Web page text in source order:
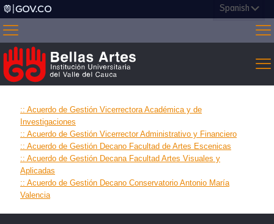
:: Acuerdo de Gestión Vicerrectora Académica y de
Investigaciones
:: Acuerdo de Gestión Vicerrector Administrativo y Financiero
:: Acuerdo de Gestión Decano Facultad de Artes ​Escenicas
:: Acuerdo de Gestión Decana Facultad Artes Visuales y
Aplicadas
:: Acuerdo de Gestión Decano Conservatorio Antonio María
Valencia